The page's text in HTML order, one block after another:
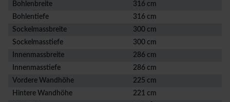
Bohlenbreite
316 cm
Bohlentiefe
316 cm
Sockelmassbreite
300 cm
Sockelmasstiefe
300 cm
Innenmassbreite
286 cm
Innenmasstiefe
286 cm
Vordere Wandhöhe
225 cm
Hintere Wandhöhe
221 cm